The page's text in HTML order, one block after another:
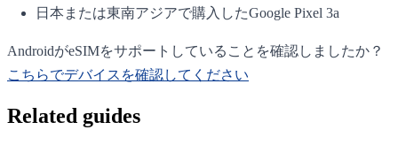
日本または東南アジアで購入したGoogle Pixel 3a
AndroidがeSIMをサポートしていることを確認しましたか？
こちらでデバイスを確認してください
Related guides